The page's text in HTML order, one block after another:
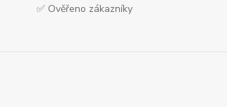
✅ Ověřeno zákazníky